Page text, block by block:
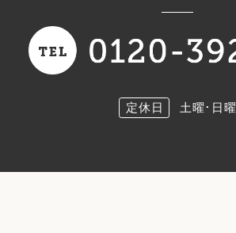
定休日 土曜･日曜